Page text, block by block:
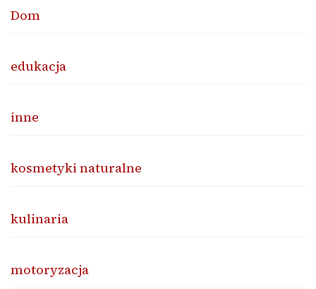
Dom
edukacja
inne
kosmetyki naturalne
kulinaria
motoryzacja